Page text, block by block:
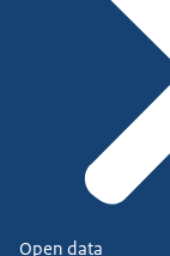
Open data